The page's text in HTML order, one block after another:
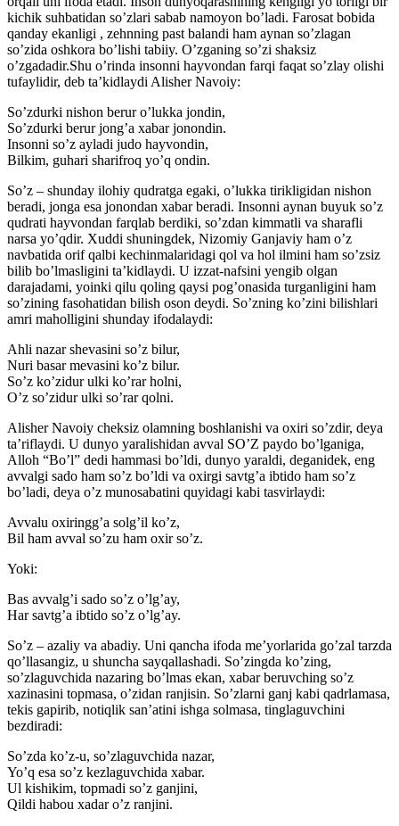
kichik suhbatidan so’zlari sabab namoyon bo’ladi. Farosat bobida
qanday ekanligi , zehnning past balandi ham aynan so’zlagan
so’zida oshkora bo’lishi tabiiy. O’zganing so’zi shaksiz
o’zgadadir.Shu o’rinda insonni hayvondan farqi faqat so’zlay olishi
tufaylidir, deb ta’kidlaydi Alisher Navoiy:
So’zdurki nishon berur o’lukka jondin,
So’zdurki berur jong’a xabar jonondin.
Insonni so’z ayladi judo hayvondin,
Bilkim, guhari sharifroq yo’q ondin.
So’z – shunday ilohiy qudratga egaki, o’lukka tirikligidan nishon
beradi, jonga esa jonondan xabar beradi. Insonni aynan buyuk so’z
qudrati hayvondan farqlab berdiki, so’zdan kimmatli va sharafli
narsa yo’qdir. Xuddi shuningdek, Nizomiy Ganjaviy ham o’z
navbatida orif qalbi kechinmalaridagi qol va hol ilmini ham so’zsiz
bilib bo’lmasligini ta’kidlaydi. U izzat-nafsini yengib olgan
darajadami, yoinki qilu qoling qaysi pog’onasida turganligini ham
so’zining fasohatidan bilish oson deydi. So’zning ko’zini bilishlari
amri maholligini shunday ifodalaydi:
Ahli nazar shevasini so’z bilur,
Nuri basar mevasini ko’z bilur.
So’z ko’zidur ulki ko’rar holni,
O’z so’zidur ulki so’rar qolni.
Alisher Navoiy cheksiz olamning boshlanishi va oxiri so’zdir, deya
ta’riflaydi. U dunyo yaralishidan avval SO’Z paydo bo’lganiga,
Alloh “Bo’l” dedi hammasi bo’ldi, dunyo yaraldi, deganidek, eng
avvalgi sado ham so’z bo’ldi va oxirgi savtg’a ibtido ham so’z
bo’ladi, deya o’z munosabatini quyidagi kabi tasvirlaydi:
Avvalu oxiringg’a solg’il ko’z,
Bil ham avval so’zu ham oxir so’z.
Yoki:
Bas avvalg’i sado so’z o’lg’ay,
Har savtg’a ibtido so’z o’lg’ay.
So’z – azaliy va abadiy. Uni qancha ifoda me’yorlarida go’zal tarzda
qo’llasangiz, u shuncha sayqallashadi. So’zingda ko’zing,
so’zlaguvchida nazaring bo’lmas ekan, xabar beruvching so’z
xazinasini topmasa, o’zidan ranjisin. So’zlarni ganj kabi qadrlamasa,
tekis gapirib, notiqlik san’atini ishga solmasa, tinglaguvchini
bezdiradi:
So’zda ko’z-u, so’zlaguvchida nazar,
Yo’q esa so’z kezlaguvchida xabar.
Ul kishikim, topmadi so’z ganjini,
Qildi habou xadar o’z ranjini.